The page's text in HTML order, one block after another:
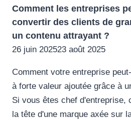
Comment les entreprises
convertir des clients de
un contenu attrayant ?
26 juin 202523 août 2025
Comment votre entreprise
à forte valeur ajoutée grâce à
Si vous êtes chef d'entreprise,
la tête d'une marque axée sur